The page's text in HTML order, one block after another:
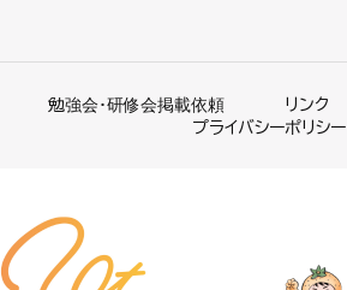
勉強会･研修会掲載依頼 リンク
プライバシーポリシー